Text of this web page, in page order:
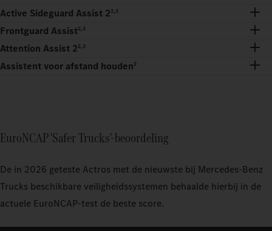
Active Sideguard Assist 22,3
Frontguard Assist2,3
Attention Assist 22,3
Assistent voor afstand houden2
EuroNCAP 'Safer Trucks'-beoordeling
De in 2026 geteste Actros met de nieuwste bij Mercedes-Benz
Trucks beschikbare veiligheidssystemen behaalde hierbij in de
actuele EuroNCAP-test de beste score.